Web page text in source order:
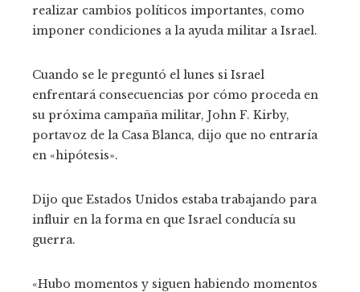
realizar cambios políticos importantes, como
imponer condiciones a la ayuda militar a Israel.
Cuando se le preguntó el lunes si Israel
enfrentará consecuencias por cómo proceda en
su próxima campaña militar, John F. Kirby,
portavoz de la Casa Blanca, dijo que no entraría
en «hipótesis».
Dijo que Estados Unidos estaba trabajando para
influir en la forma en que Israel conducía su
guerra.
«Hubo momentos y siguen habiendo momentos